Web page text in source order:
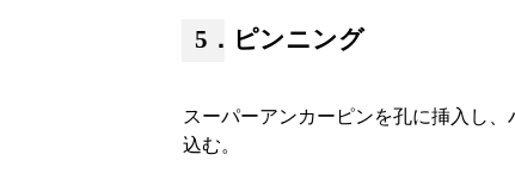
5．ピンニング
スーパーアンカーピンを孔に挿入し
込む。